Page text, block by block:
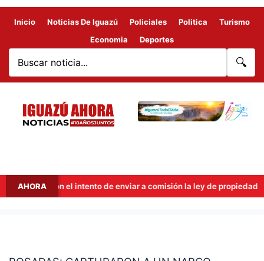
Inicio Noticias De Iguazú Policiales Politica
Turismo
Economia
Deportes
🔍
AHORA
frenaron el intento de enviar a comisión la ley de propiedad